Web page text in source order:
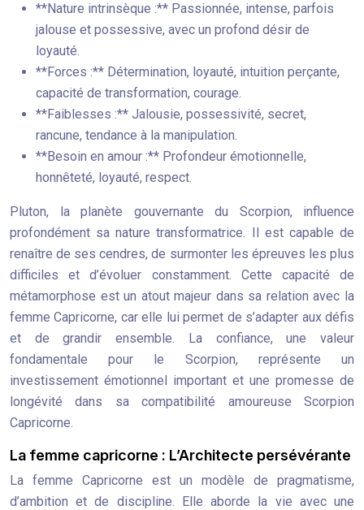
**Nature intrinsèque :** Passionnée, intense, parfois
jalouse et possessive, avec un profond désir de
loyauté.
**Forces :** Détermination, loyauté, intuition perçante,
capacité de transformation, courage.
**Faiblesses :** Jalousie, possessivité, secret,
rancune, tendance à la manipulation.
**Besoin en amour :** Profondeur émotionnelle,
honnêteté, loyauté, respect.
Pluton, la planète gouvernante du Scorpion, influence
profondément sa nature transformatrice. Il est capable de
renaître de ses cendres, de surmonter les épreuves les plus
difficiles et d’évoluer constamment. Cette capacité de
métamorphose est un atout majeur dans sa relation avec la
femme Capricorne, car elle lui permet de s’adapter aux défis
et de grandir ensemble. La confiance, une valeur
fondamentale pour le Scorpion, représente un
investissement émotionnel important et une promesse de
longévité dans sa compatibilité amoureuse Scorpion
Capricorne.
La femme capricorne : L’Architecte persévérante
La femme Capricorne est un modèle de pragmatisme,
d’ambition et de discipline. Elle aborde la vie avec une